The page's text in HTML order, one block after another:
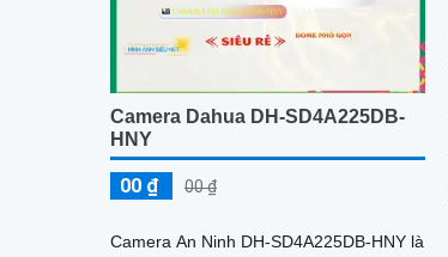
Camera Dahua DH-SD4A225DB-
HNY
00 ₫ 00 ₫
Camera An Ninh DH-SD4A225DB-HNY là